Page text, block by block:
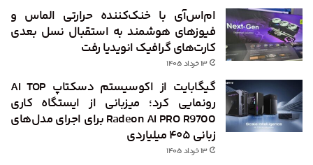
ام‌اس‌آی با خنک‌کننده حرارتی الماس و
فیوزهای هوشمند به استقبال نسل بعدی
کارت‌های گرافیک انویدیا رفت
۱۳ خرداد ۱۴۰۵
گیگابایت از اکوسیستم دسکتاپ AI TOP
رونمایی کرد؛ میزبانی از ایستگاه کاری
Radeon AI PRO R9700 برای اجرای مدل‌های
زبانی ۴۰۵ میلیاردی
۱۳ خرداد ۱۴۰۵